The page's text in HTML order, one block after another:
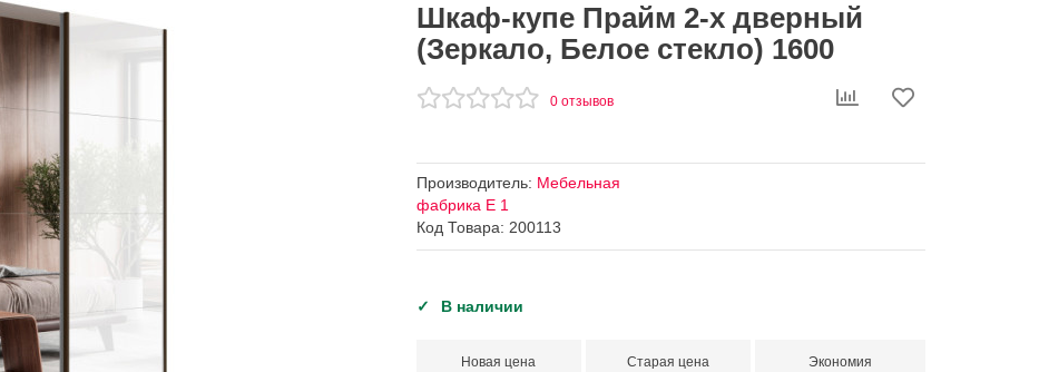
Шкаф-купе Прайм 2-х дверный
(Зеркало, Белое стекло) 1600
0 отзывов
Производитель: Мебельная
фабрика Е 1
Код Товара: 200113
В наличии
Новая цена Старая цена Экономия